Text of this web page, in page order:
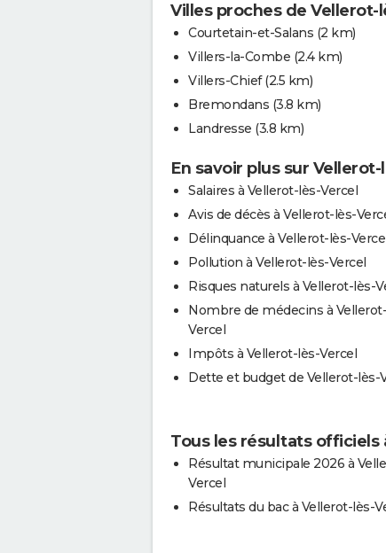
Villes proches de Vellerot-
Courtetain-et-Salans (2 km)
Villers-la-Combe (2.4 km)
Villers-Chief (2.5 km)
Bremondans (3.8 km)
Landresse (3.8 km)
En savoir plus sur Vellerot-
Salaires à Vellerot-lès-Vercel
Avis de décès à Vellerot-lès-
Délinquance à Vellerot-lès-
Pollution à Vellerot-lès-Vercel
Risques naturels à Vellerot-lès-
Nombre de médecins à
Vercel
Impôts à Vellerot-lès-Vercel
Dette et budget de Vellerot-lès-
Tous les résultats officiels
Résultat municipale 2026 à
Vercel
Résultats du bac à Vellerot-lès-